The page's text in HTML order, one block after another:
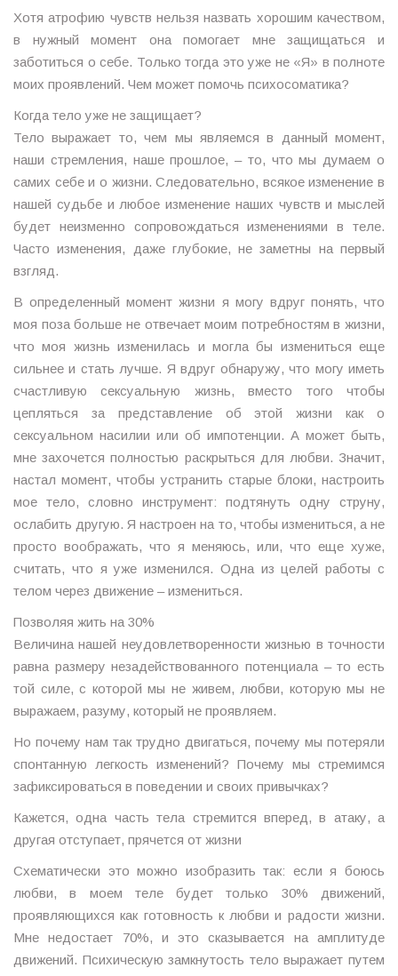
Хотя атрофию чувств нельзя назвать хорошим качеством,
в нужный момент она помогает мне защищаться и
заботиться о себе. Только тогда это уже не «Я» в полноте
моих проявлений. Чем может помочь психосоматика?
Когда тело уже не защищает?
Тело выражает то, чем мы являемся в данный момент,
наши стремления, наше прошлое, – то, что мы думаем о
самих себе и о жизни. Следовательно, всякое изменение в
нашей судьбе и любое изменение наших чувств и мыслей
будет неизменно сопровождаться изменениями в теле.
Часто изменения, даже глубокие, не заметны на первый
взгляд.
В определенный момент жизни я могу вдруг понять, что
моя поза больше не отвечает моим потребностям в жизни,
что моя жизнь изменилась и могла бы измениться еще
сильнее и стать лучше. Я вдруг обнаружу, что могу иметь
счастливую сексуальную жизнь, вместо того чтобы
цепляться за представление об этой жизни как о
сексуальном насилии или об импотенции. А может быть,
мне захочется полностью раскрыться для любви. Значит,
настал момент, чтобы устранить старые блоки, настроить
мое тело, словно инструмент: подтянуть одну струну,
ослабить другую. Я настроен на то, чтобы измениться, а не
просто воображать, что я меняюсь, или, что еще хуже,
считать, что я уже изменился. Одна из целей работы с
телом через движение – измениться.
Позволяя жить на 30%
Величина нашей неудовлетворенности жизнью в точности
равна размеру незадействованного потенциала – то есть
той силе, с которой мы не живем, любви, которую мы не
выражаем, разуму, который не проявляем.
Но почему нам так трудно двигаться, почему мы потеряли
спонтанную легкость изменений? Почему мы стремимся
зафиксироваться в поведении и своих привычках?
Кажется, одна часть тела стремится вперед, в атаку, а
другая отступает, прячется от жизни
Схематически это можно изобразить так: если я боюсь
любви, в моем теле будет только 30% движений,
проявляющихся как готовность к любви и радости жизни.
Мне недостает 70%, и это сказывается на амплитуде
движений. Психическую замкнутость тело выражает путем